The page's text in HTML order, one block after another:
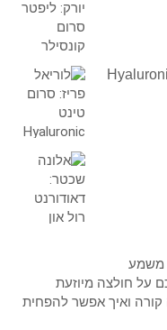
משמע
קורה ואיך אפשר להפחית